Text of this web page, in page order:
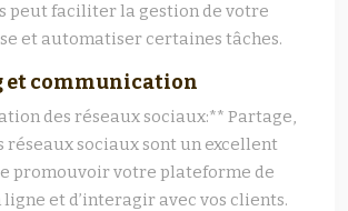
peut faciliter la gestion de votre
et automatiser certaines tâches.
et communication
des réseaux sociaux:** Partage,
réseaux sociaux sont un excellent
promouvoir votre plateforme de
ligne et d’interagir avec vos clients.